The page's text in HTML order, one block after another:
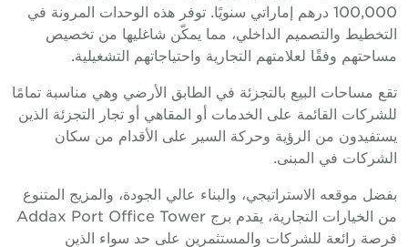
100,000 درهم إماراتي سنويًا. توفر هذه الوحدات المرونة في
التخطيط والتصميم الداخلي، مما يمكّن شاغليها من تخصيص
مساحتهم وفقًا لعلامتهم التجارية واحتياجاتهم التشغيلية.
تقع مساحات البيع بالتجزئة في الطابق الأرضي وهي مناسبة تمامًا
للشركات القائمة على الخدمات أو المقاهي أو تجار التجزئة الذين
يستفيدون من الرؤية وحركة السير على الأقدام من سكان
الشركات في المبنى.
بفضل موقعه الاستراتيجي، والبناء عالي الجودة، والمزيج المتنوع
من الخيارات التجارية، يقدم برج Addax Port Office Tower
فرصة رائعة للشركات والمستثمرين على حد سواء الذين